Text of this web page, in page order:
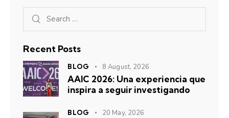
Recent Posts
BLOG 8 August, 2026
AAIC 2026: Una experiencia que
inspira a seguir investigando
BLOG 20 May, 2026